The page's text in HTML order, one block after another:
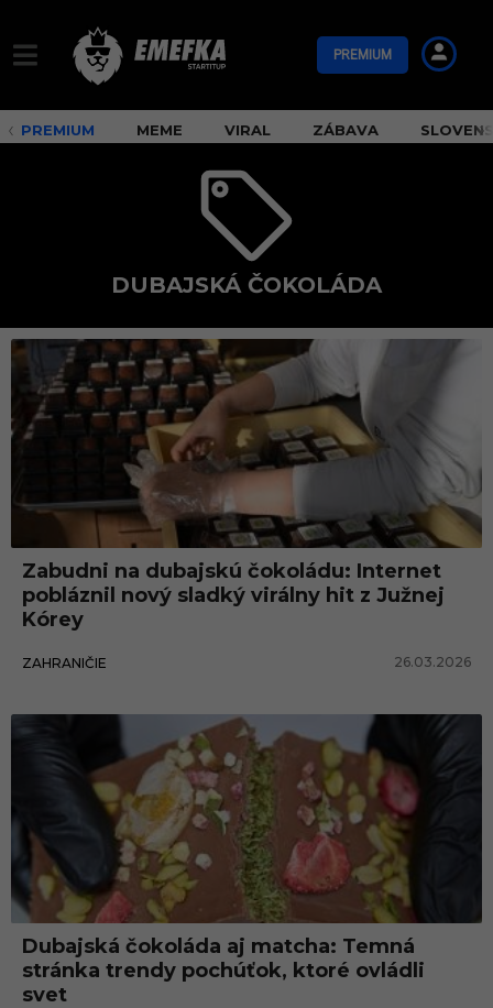
PREMIUM
PREMIUM MEME VIRAL ZÁBAVA
DUBAJSKÁ ČOKOLÁDA
d
u
b
s
k
á
č
o
o
d
a
Zabudni na dubajskú čokoládu: Internet
pobláznil nový sladký virálny hit z Južnej
Kórey
ZAHRANIČIE 26.03.2026
Dubajská čokoláda aj matcha: Temná
stránka trendy pochúťok, ktoré ovládli
svet